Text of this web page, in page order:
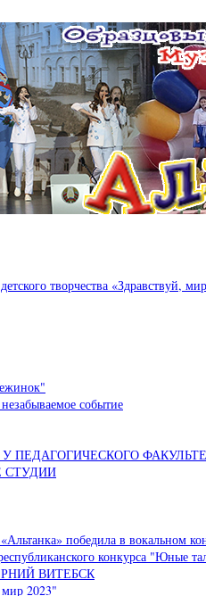
творчества «Здравствуй,
событие
ПЕДАГОГИЧЕСКОГО
СТУДИИ
победила в вокальном
конкурса "Юные
ВИТЕБСК
мир 2023"